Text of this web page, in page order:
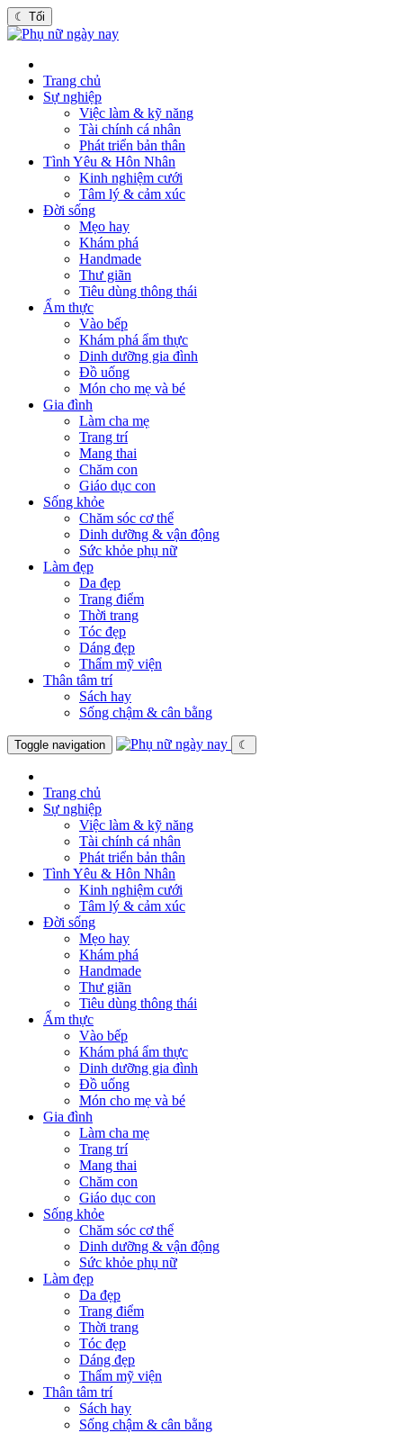
☾ Tối
Trang chủ
Sự nghiệp
Việc làm & kỹ năng
Tài chính cá nhân
Phát triển bản thân
Tình Yêu & Hôn Nhân
Kinh nghiệm cưới
Tâm lý & cảm xúc
Đời sống
Mẹo hay
Khám phá
Handmade
Thư giãn
Tiêu dùng thông thái
Ẩm thực
Vào bếp
Khám phá ẩm thực
Dinh dưỡng gia đình
Đồ uống
Món cho mẹ và bé
Gia đình
Làm cha mẹ
Trang trí
Mang thai
Chăm con
Giáo dục con
Sống khỏe
Chăm sóc cơ thể
Dinh dưỡng & vận động
Sức khỏe phụ nữ
Làm đẹp
Da đẹp
Trang điểm
Thời trang
Tóc đẹp
Dáng đẹp
Thẩm mỹ viện
Thân tâm trí
Sách hay
Sống chậm & cân bằng
Toggle navigation ☾
Trang chủ
Sự nghiệp
Việc làm & kỹ năng
Tài chính cá nhân
Phát triển bản thân
Tình Yêu & Hôn Nhân
Kinh nghiệm cưới
Tâm lý & cảm xúc
Đời sống
Mẹo hay
Khám phá
Handmade
Thư giãn
Tiêu dùng thông thái
Ẩm thực
Vào bếp
Khám phá ẩm thực
Dinh dưỡng gia đình
Đồ uống
Món cho mẹ và bé
Gia đình
Làm cha mẹ
Trang trí
Mang thai
Chăm con
Giáo dục con
Sống khỏe
Chăm sóc cơ thể
Dinh dưỡng & vận động
Sức khỏe phụ nữ
Làm đẹp
Da đẹp
Trang điểm
Thời trang
Tóc đẹp
Dáng đẹp
Thẩm mỹ viện
Thân tâm trí
Sách hay
Sống chậm & cân bằng